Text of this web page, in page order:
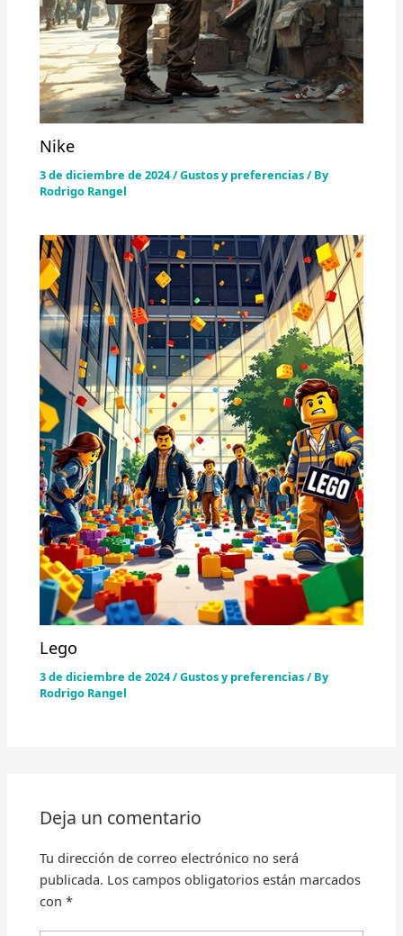
Nike
3 de diciembre de 2024/Gustos y preferencias/ By
Rodrigo Rangel
Lego
3 de diciembre de 2024/Gustos y preferencias/ By
Rodrigo Rangel
Deja un comentario
Tu dirección de correo electrónico no será
publicada. Los campos obligatorios están marcados
con*